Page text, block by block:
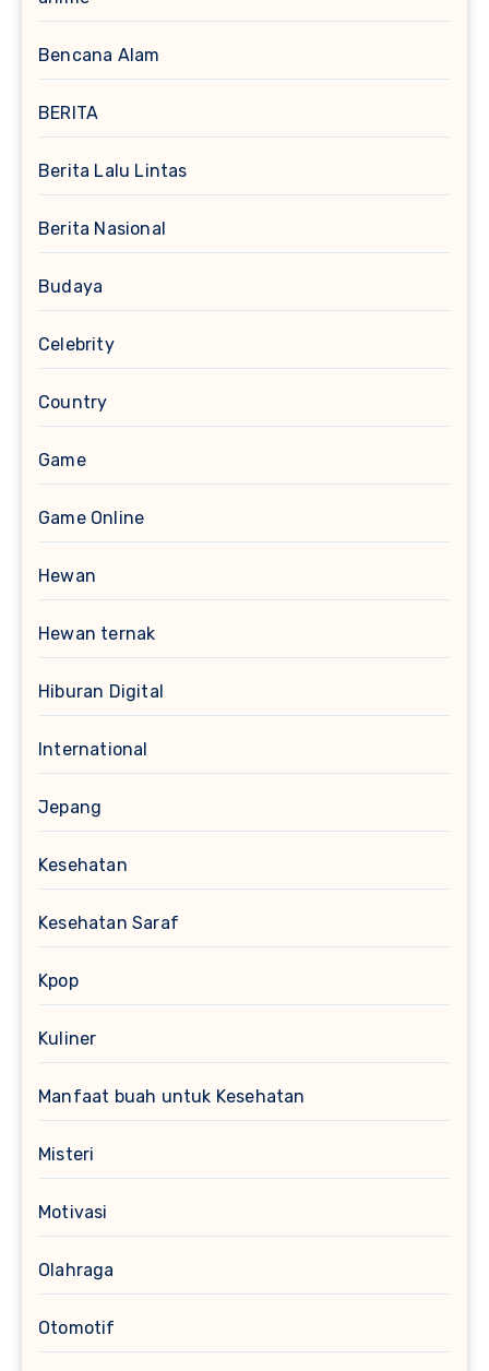
Bencana Alam
BERITA
Berita Lalu Lintas
Berita Nasional
Budaya
Celebrity
Country
Game
Game Online
Hewan
Hewan ternak
Hiburan Digital
International
Jepang
Kesehatan
Kesehatan Saraf
Kpop
Kuliner
Manfaat buah untuk Kesehatan
Misteri
Motivasi
Olahraga
Otomotif